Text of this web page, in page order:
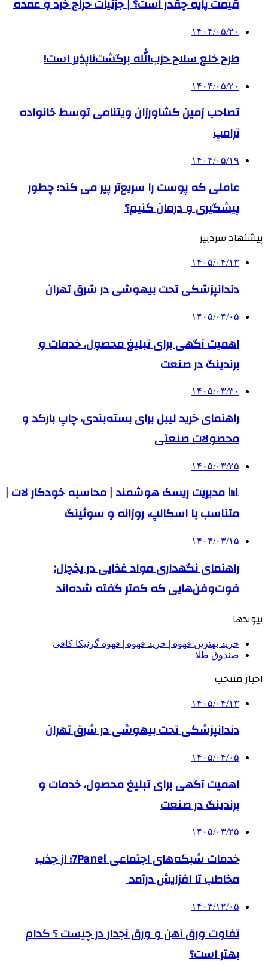
قیمت پایه چقدر است؟ | جزئیات حراج خرد و عمده
۱۴۰۴/۰۵/۲۰
طرح خلع سلاح حزب‌الله برگشت‌ناپذیر است!
۱۴۰۴/۰۵/۲۰
تصاحب زمین کشاورزان ویتنامی توسط خانواده
ترامپ
۱۴۰۴/۰۵/۱۹
عاملی که پوست را سریع‌تر پیر می کند؛ چطور
پیشگیری و درمان کنیم؟
پیشنهاد سردبیر
۱۴۰۵/۰۴/۱۳
دندانپزشکی تحت بیهوشی در شرق تهران
۱۴۰۵/۰۴/۰۵
اهمیت آگهی برای تبلیغ محصول، خدمات و
برندینگ در صنعت
۱۴۰۵/۰۳/۳۰
راهنمای خرید لیبل برای بسته‌بندی، چاپ بارکد و
محصولات صنعتی
۱۴۰۵/۰۳/۲۵
📊 مدیریت ریسک هوشمند | محاسبه خودکار لات |
متناسب با اسکالپ، روزانه و سوئینگ
۱۴۰۴/۰۳/۱۵
راهنمای نگهداری مواد غذایی در یخچال:
فوت‌وفن‌هایی که کمتر گفته شده‌اند
پیوندها
خرید بهترین قهوه | خرید قهوه | قهوه گرنیکا کافی
صندوق طلا
اخبار منتخب
۱۴۰۵/۰۴/۱۳
دندانپزشکی تحت بیهوشی در شرق تهران
۱۴۰۵/۰۴/۰۵
اهمیت آگهی برای تبلیغ محصول، خدمات و
برندینگ در صنعت
۱۴۰۵/۰۳/۲۵
خدمات شبکه‌های اجتماعی 7Panel؛ از جذب
مخاطب تا افزایش درآمد
۱۴۰۳/۱۲/۰۵
تفاوت ورق آهن و ورق آجدار در چیست ؟ کدام
بهتر است؟